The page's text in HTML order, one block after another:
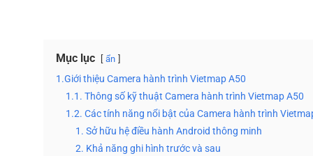
Mục lục ẩn
1.Giới thiệu Camera hành trình Vietmap A50
1.1. Thông số kỹ thuật Camera hành trình Vietmap A50
1.2. Các tính năng nổi bật của Camera hành trình
1. Sở hữu hệ điều hành Android thông minh
2. Khả năng ghi hình trước và sau